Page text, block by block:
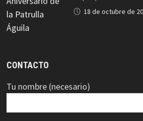
18 de octubre de
CONTACTO
Tu nombre (necesario)